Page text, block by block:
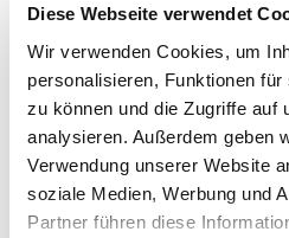
Diese Webseite verwendet
Wir verwenden Cookies, um
personalisieren, Funktionen
zu können und die Zugriffe auf
analysieren. Außerdem geben
Verwendung unserer Website
soziale Medien, Werbung und
Partner führen diese
Kinderbetreuung
können
Berufsleben stehen,
den Garten für die Kinder
beim Bügeln mithelfen
machen, sich kleiner
tun wird es sicher genug